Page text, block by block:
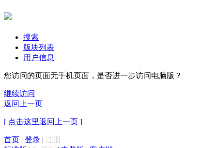
搜索
版块列表
用户信息
您访问的页面无手机页面，是否进一步访问电脑版？
继续访问
返回上一页
[ 点击这里返回上一页 ]
首页 | 登录 | 注册